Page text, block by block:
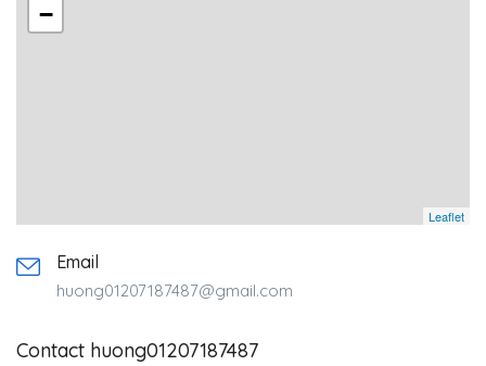
−
Leaflet
Email
huong01207187487@gmail.com
Contact huong01207187487